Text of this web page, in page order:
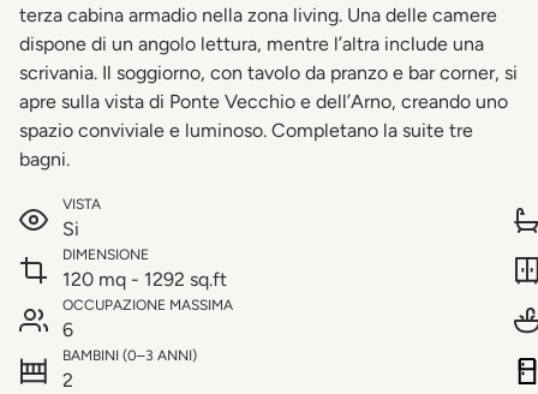
terza cabina armadio nella zona living. Una delle camere
dispone di un angolo lettura, mentre l’altra include una
scrivania. Il soggiorno, con tavolo da pranzo e bar corner, si
apre sulla vista di Ponte Vecchio e dell’Arno, creando uno
spazio conviviale e luminoso. Completano la suite tre
bagni.
VISTA
Si
DIMENSIONE
120 mq - 1292 sq.ft
OCCUPAZIONE MASSIMA
6
BAMBINI (0–3 ANNI)
2